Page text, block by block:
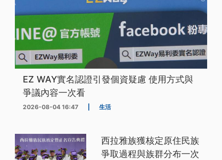
EZ WAY實名認證引發個資疑慮 使用方式與
爭議內容一次看
2026-08-04 16:47 生活
西拉雅族獲核定原住民族
爭取過程與族群分布一次